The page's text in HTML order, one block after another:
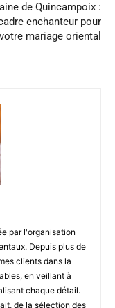
de Quincampoix :
enchanteur pour
votre mariage oriental
par l'organisation
Depuis plus de
clients dans la
en veillant à
chaque détail.
de la sélection des